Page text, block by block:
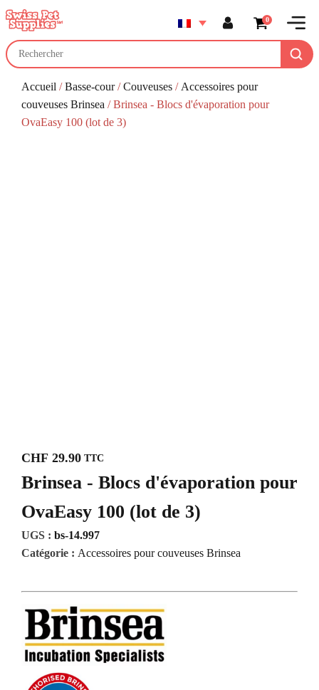
0
Accueil /Basse-cour/Couveuses / Accessoires pour
couveuses Brinsea / Brinsea - Blocs d'évaporation pour
OvaEasy 100 (lot de 3)
CHF 29.90 TTC
Brinsea - Blocs d'évaporation pour
OvaEasy 100 (lot de 3)
UGS : bs-14.997
Catégorie : Accessoires pour couveuses Brinsea